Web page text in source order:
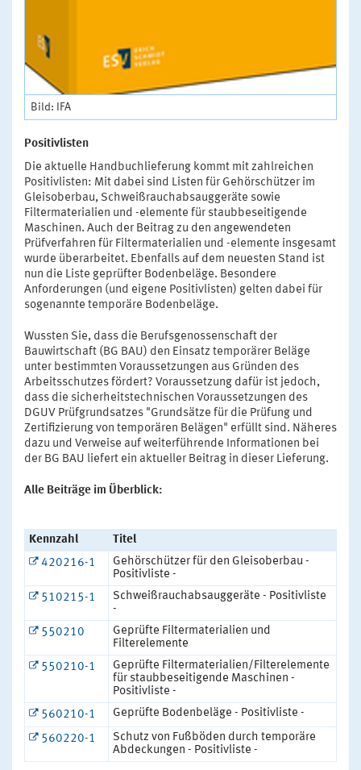
Bild: IFA
Positivlisten
Die aktuelle Handbuchlieferung kommt mit zahlreichen
Positivlisten: Mit dabei sind Listen für Gehörschützer im
Gleisoberbau, Schweißrauchabsauggeräte sowie
Filtermaterialien und -elemente für staubbeseitigende
Maschinen. Auch der Beitrag zu den angewendeten
Prüfverfahren für Filtermaterialien und -elemente insgesamt
wurde überarbeitet. Ebenfalls auf dem neuesten Stand ist
nun die Liste geprüfter Bodenbeläge. Besondere
Anforderungen (und eigene Positivlisten) gelten dabei für
sogenannte temporäre Bodenbeläge.
Wussten Sie, dass die Berufsgenossenschaft der
Bauwirtschaft (BG BAU) den Einsatz temporärer Beläge
unter bestimmten Voraussetzungen aus Gründen des
Arbeitsschutzes fördert? Voraussetzung dafür ist jedoch,
dass die sicherheitstechnischen Voraussetzungen des
DGUV Prüfgrundsatzes "Grundsätze für die Prüfung und
Zertifizierung von temporären Belägen" erfüllt sind. Näheres
dazu und Verweise auf weiterführende Informationen bei
der BG BAU liefert ein aktueller Beitrag in dieser Lieferung.
Alle Beiträge im Überblick:
Kennzahl
Titel
420216-1
Gehörschützer für den Gleisoberbau -
Positivliste -
510215-1
Schweißrauchabsauggeräte - Positivliste
-
550210
Geprüfte Filtermaterialien und
Filterelemente
550210-1
Geprüfte Filtermaterialien/Filterelemente
für staubbeseitigende Maschinen -
Positivliste -
560210-1
Geprüfte Bodenbeläge - Positivliste -
560220-1
Schutz von Fußböden durch temporäre
Abdeckungen - Positivliste -